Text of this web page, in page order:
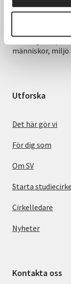
Hela Sveriges
samhällsaktör
människor, miljö
Utforska
Det här gör vi
För dig som
Om SV
Starta
Cirkelledare
Nyheter
Kontakta oss